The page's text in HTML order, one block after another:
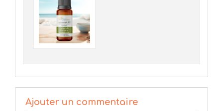
Ajouter un commentaire